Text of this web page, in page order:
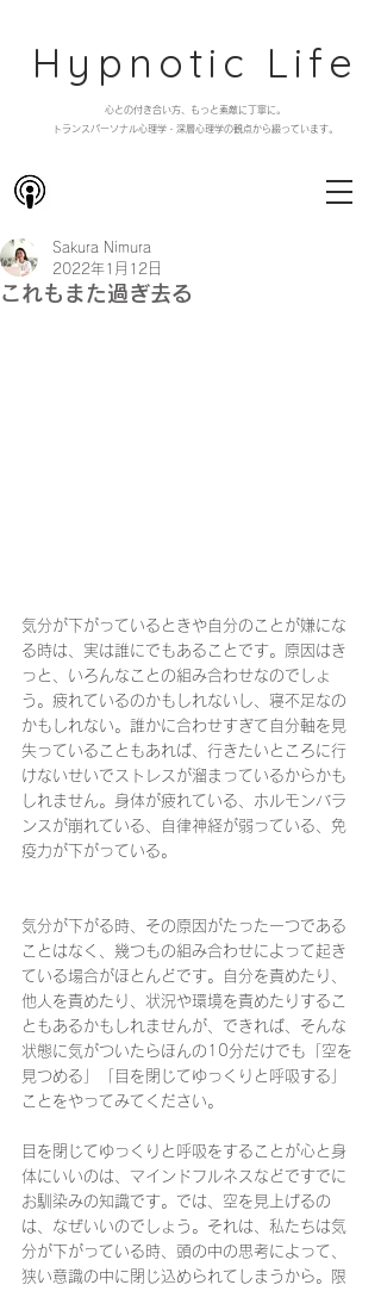
Hypnotic Life
心との付き合い方、もっと素敵に丁寧に。
​トランスパーソナル心理学・深層心理学の観点から綴っています。
これもまた過ぎ去る
Sakura Nimura
2022年1月12日
気分が下がっているときや自分のことが嫌にな
る時は、実は誰にでもあることです。原因はき
っと、いろんなことの組み合わせなのでしょ
う。疲れているのかもしれないし、寝不足なの
かもしれない。誰かに合わせすぎて自分軸を見
失っていることもあれば、行きたいところに行
けないせいでストレスが溜まっているからかも
しれません。身体が疲れている、ホルモンバラ
ンスが崩れている、自律神経が弱っている、免
疫力が下がっている。
気分が下がる時、その原因がたった一つである
ことはなく、幾つもの組み合わせによって起き
ている場合がほとんどです。自分を責めたり、
他人を責めたり、状況や環境を責めたりするこ
ともあるかもしれませんが、できれば、そんな
状態に気がついたらほんの10分だけでも「空を
見つめる」「目を閉じてゆっくりと呼吸する」
ことをやってみてください。
目を閉じてゆっくりと呼吸をすることが心と身
体にいいのは、マインドフルネスなどですでに
お馴染みの知識です。では、空を見上げるの
は、なぜいいのでしょう。それは、私たちは気
分が下がっている時、頭の中の思考によって、
狭い意識の中に閉じ込められてしまうから。限